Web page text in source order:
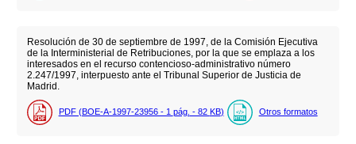
Resolución de 30 de septiembre de 1997, de la Comisión Ejecutiva
de la Interministerial de Retribuciones, por la que se emplaza a los
interesados en el recurso contencioso-administrativo número
2.247/1997, interpuesto ante el Tribunal Superior de Justicia de
Madrid.
PDF (BOE-A-1997-23956 - 1 pág. - 82 KB) Otros formatos